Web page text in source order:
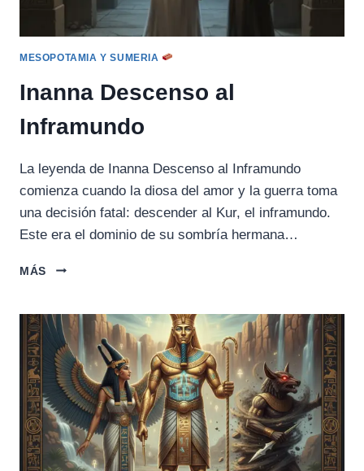
MESOPOTAMIA Y SUMERIA
Inanna Descenso al
Inframundo
La leyenda de Inanna Descenso al Inframundo
comienza cuando la diosa del amor y la guerra toma
una decisión fatal: descender al Kur, el inframundo.
Este era el dominio de su sombría hermana…
MÁS
INANNA
INFRAMUNDO